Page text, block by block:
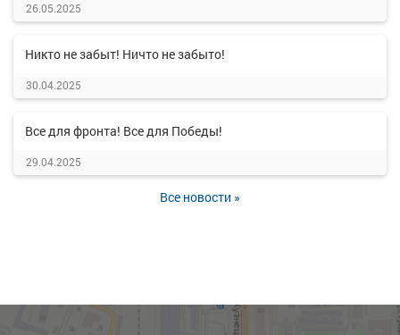
26.05.2025
Никто не забыт! Ничто не забыто!
30.04.2025
Все для фронта! Все для Победы!
29.04.2025
Все новости »